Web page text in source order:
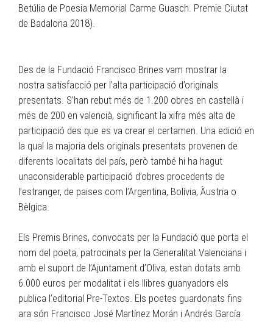
Betúlia de Poesia Memorial Carme Guasch. Premie Ciutat
de Badalona 2018).
Des de la Fundació Francisco Brines vam mostrar la
nostra satisfacció per l’alta participació d’originals
presentats. S’han rebut més de 1.200 obres en castellà i
més de 200 en valencià, significant la xifra més alta de
participació des que es va crear el certamen. Una edició en
la qual la majoria dels originals presentats provenen de
diferents localitats del país, però també hi ha hagut
unaconsiderable participació d’obres procedents de
l’estranger, de paises com l’Argentina, Bolívia, Àustria o
Bèlgica.
Els Premis Brines, convocats per la Fundació que porta el
nom del poeta, patrocinats per la Generalitat Valenciana i
amb el suport de l’Ajuntament d’Oliva, estan dotats amb
6.000 euros per modalitat i els llibres guanyadors els
publica l’editorial Pre-Textos. Els poetes guardonats fins
ara són Francisco José Martínez Morán i Andrés García